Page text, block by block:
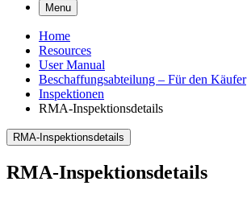
Menu
Home
Resources
User Manual
Beschaffungsabteilung – Für den Käufer
Inspektionen
RMA-Inspektionsdetails
RMA-Inspektionsdetails
RMA-Inspektionsdetails